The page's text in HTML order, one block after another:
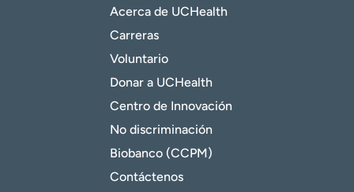
Acerca de UCHealth
Carreras
Voluntario
Donar a UCHealth
Centro de Innovación
No discriminación
Biobanco (CCPM)
Contáctenos